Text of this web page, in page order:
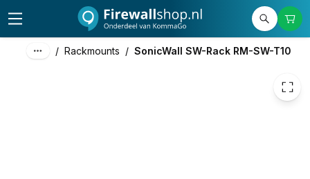
/ Rackmounts / SonicWall SW-Rack RM-SW-T10